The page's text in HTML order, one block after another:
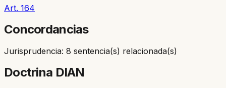
Art. 164
Concordancias
Jurisprudencia: 8 sentencia(s) relacionada(s)
Doctrina DIAN